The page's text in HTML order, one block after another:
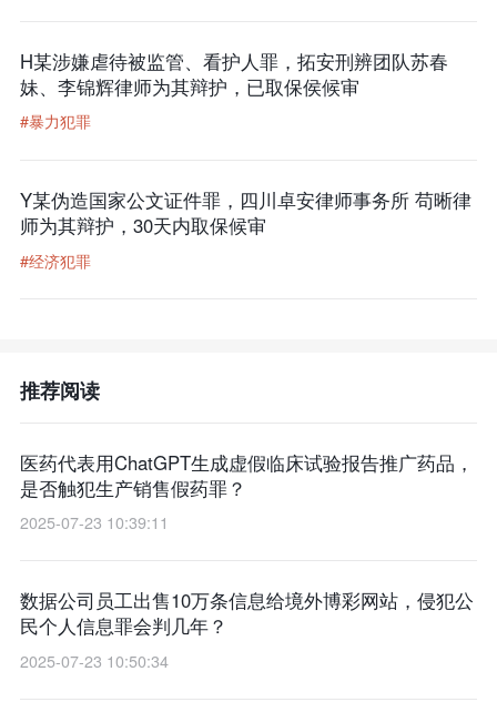
H某涉嫌虐待被监管、看护人罪，拓安刑辨团队苏春
妹、李锦辉律师为其辩护，已取保侯候审
#暴力犯罪
Y某伪造国家公文证件罪，四川卓安律师事务所 苟晰律
师为其辩护，30天内取保候审
#经济犯罪
推荐阅读
医药代表用ChatGPT生成虚假临床试验报告推广药品，
是否触犯生产销售假药罪？
2025-07-23 10:39:11
数据公司员工出售10万条信息给境外博彩网站，侵犯公
民个人信息罪会判几年？
2025-07-23 10:50:34